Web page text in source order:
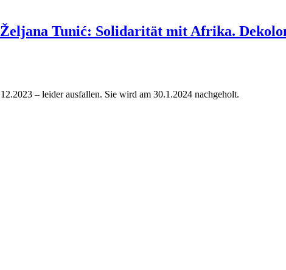
Tunić: Solidarität mit Afrika.
– leider ausfallen. Sie wird am 30.1.2024 nachgeholt.